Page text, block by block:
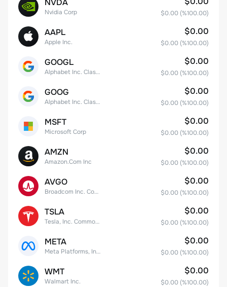
Nvidia Corp $0.00 (%100.00)
AAPL
Apple Inc.
$0.00
$0.00 (%100.00)
GOOGL
Alphabet Inc. Class A Common Stock
$0.00
$0.00 (%100.00)
GOOG
Alphabet Inc. Class C Capital Stock
$0.00
$0.00 (%100.00)
MSFT
Microsoft Corp
$0.00
$0.00 (%100.00)
AMZN
Amazon.Com Inc
$0.00
$0.00 (%100.00)
AVGO
Broadcom Inc. Common Stock
$0.00
$0.00 (%100.00)
TSLA
Tesla, Inc. Common Stock
$0.00
$0.00 (%100.00)
META
Meta Platforms, Inc. Class A Common Stock
$0.00
$0.00 (%100.00)
WMT
Walmart Inc.
$0.00
$0.00 (%100.00)